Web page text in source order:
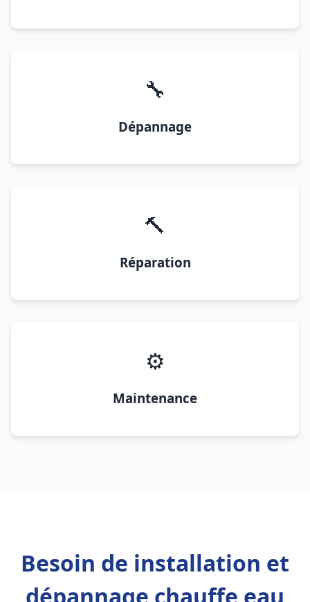
🔧
Dépannage
🔨
Réparation
⚙️
Maintenance
Besoin de installation et